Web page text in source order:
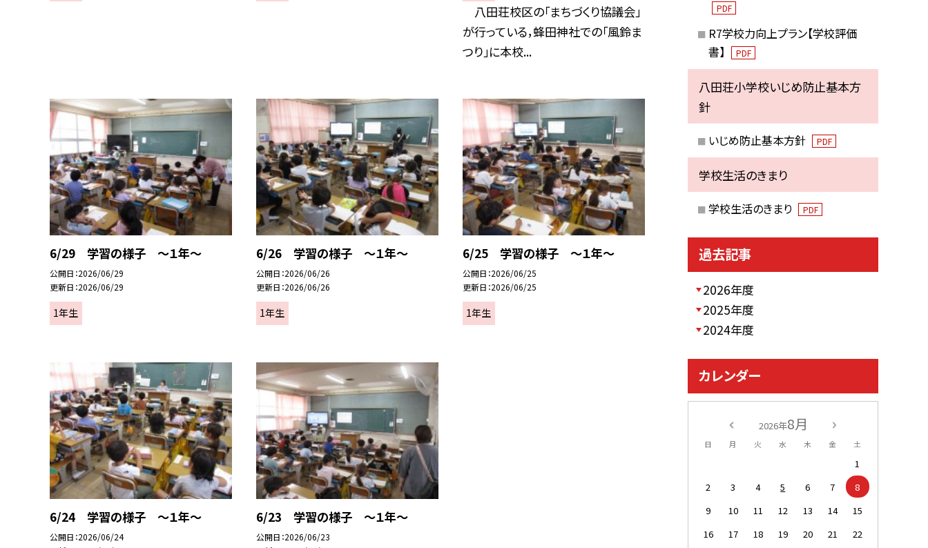
八田荘校区の「まちづくり協議会」
が行っている，蜂田神社での「風鈴ま
つり」に本校...
6/29 学習の様子 ～１年～
公開日 2026/06/29
更新日 2026/06/29
1年生
6/26 学習の様子 ～１年～
公開日 2026/06/26
更新日 2026/06/26
1年生
6/25 学習の様子 ～１年～
公開日 2026/06/25
更新日 2026/06/25
1年生
6/24 学習の様子 ～１年～
公開日 2026/06/24
6/23 学習の様子 ～１年～
公開日 2026/06/23
PDF
R7学校力向上プラン【学校評価
書】
PDF
八田荘小学校いじめ防止基本方
針
いじめ防止基本方針 PDF
学校生活のきまり
学校生活のきまり PDF
過去記事
2026年度
2025年度
2024年度
カレンダー
2026年8月
日 月 火 水 木 金 土
1
2
3 4 5 6 7
8
9
10 11 12 13 14
15
16
17 18 19 20 21 22